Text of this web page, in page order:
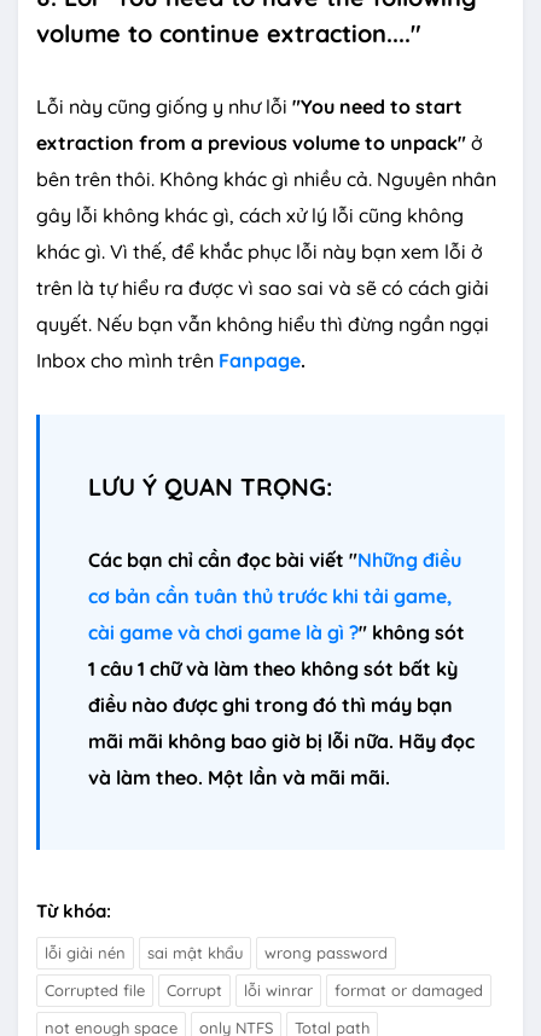
volume to continue extraction...."
Lỗi này cũng giống y như lỗi "You need to start
extraction from a previous volume to unpack" ở
bên trên thôi. Không khác gì nhiều cả. Nguyên nhân
gây lỗi không khác gì, cách xử lý lỗi cũng không
khác gì. Vì thế, để khắc phục lỗi này bạn xem lỗi ở
trên là tự hiểu ra được vì sao sai và sẽ có cách giải
quyết. Nếu bạn vẫn không hiểu thì đừng ngần ngại
Inbox cho mình trên Fanpage.
LƯU Ý QUAN TRỌNG:
Các bạn chỉ cần đọc bài viết "Những điều
cơ bản cần tuân thủ trước khi tải game,
cài game và chơi game là gì ?" không sót
1 câu 1 chữ và làm theo không sót bất kỳ
điều nào được ghi trong đó thì máy bạn
mãi mãi không bao giờ bị lỗi nữa. Hãy đọc
và làm theo. Một lần và mãi mãi.
Từ khóa:
lỗi giải nén sai mật khẩu
wrong password
Corrupted file
Corrupt lỗi winrar
format or damaged
not enough space
only NTFS
Total path